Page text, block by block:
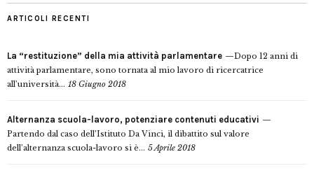
ARTICOLI RECENTI
La “restituzione” della mia attività parlamentare
Dopo 12 anni di
attività parlamentare, sono tornata al mio lavoro di ricercatrice
all’università... 18 Giugno 2018
Alternanza scuola-lavoro, potenziare contenuti educativi
Partendo dal caso dell’Istituto Da Vinci, il dibattito sul valore
dell’alternanza scuola-lavoro si è... 5 Aprile 2018